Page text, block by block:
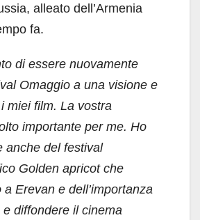
alleato dell’Armenia
fa.
di essere nuovamente
Omaggio a una visione e
miei film. La vostra
importante per me. Ho
anche del festival
Golden apricot che
Erevan e dell’importanza
diffondere il cinema